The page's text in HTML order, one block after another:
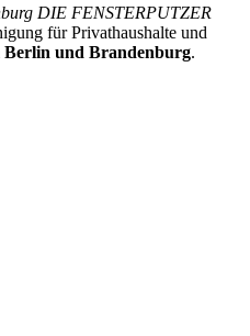
DIE FENSTERPUTZER
für Privathaushalte und
Berlin und Brandenburg.